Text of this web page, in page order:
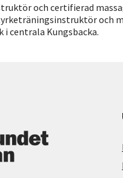
och certifierad
och
centrala Kungsbacka.